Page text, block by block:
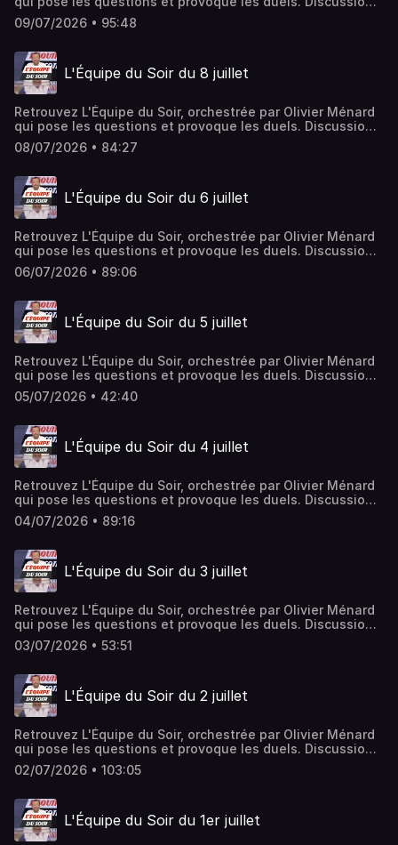
ardentes et débats passionnés rythment l'émission, le
tout avec une savante dose de partis pris et jamais de
ausha.co/politique-de-confidentialite pour plus
d'informations.
09/07/2026 • 95:48
L'Équipe du Soir du 8 juillet
Retrouvez L'Équipe du Soir, orchestrée par Olivier Ménard
qui pose les questions et provoque les duels. Discussions
ardentes et débats passionnés rythment l'émission, le
tout avec une savante dose de partis pris et jamais de
ausha.co/politique-de-confidentialite pour plus
d'informations.
08/07/2026 • 84:27
L'Équipe du Soir du 6 juillet
Retrouvez L'Équipe du Soir, orchestrée par Olivier Ménard
qui pose les questions et provoque les duels. Discussions
ardentes et débats passionnés rythment l'émission, le
tout avec une savante dose de partis pris et jamais de
ausha.co/politique-de-confidentialite pour plus
d'informations.
06/07/2026 • 89:06
L'Équipe du Soir du 5 juillet
Retrouvez L'Équipe du Soir, orchestrée par Olivier Ménard
qui pose les questions et provoque les duels. Discussions
ardentes et débats passionnés rythment l'émission, le
tout avec une savante dose de partis pris et jamais de
ausha.co/politique-de-confidentialite pour plus
d'informations.
05/07/2026 • 42:40
L'Équipe du Soir du 4 juillet
Retrouvez L'Équipe du Soir, orchestrée par Olivier Ménard
qui pose les questions et provoque les duels. Discussions
ardentes et débats passionnés rythment l'émission, le
tout avec une savante dose de partis pris et jamais de
ausha.co/politique-de-confidentialite pour plus
d'informations.
04/07/2026 • 89:16
L'Équipe du Soir du 3 juillet
Retrouvez L'Équipe du Soir, orchestrée par Olivier Ménard
qui pose les questions et provoque les duels. Discussions
ardentes et débats passionnés rythment l'émission, le
tout avec une savante dose de partis pris et jamais de
ausha.co/politique-de-confidentialite pour plus
d'informations.
03/07/2026 • 53:51
L'Équipe du Soir du 2 juillet
Retrouvez L'Équipe du Soir, orchestrée par Olivier Ménard
qui pose les questions et provoque les duels. Discussions
ardentes et débats passionnés rythment l'émission, le
tout avec une savante dose de partis pris et jamais de
ausha.co/politique-de-confidentialite pour plus
d'informations.
02/07/2026 • 103:05
L'Équipe du Soir du 1er juillet